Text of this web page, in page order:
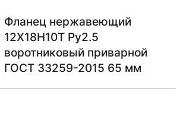
Фланец нержавеющий
12Х18Н10Т Ру2.5
воротниковый приварной
ГОСТ 33259-2015 65 мм